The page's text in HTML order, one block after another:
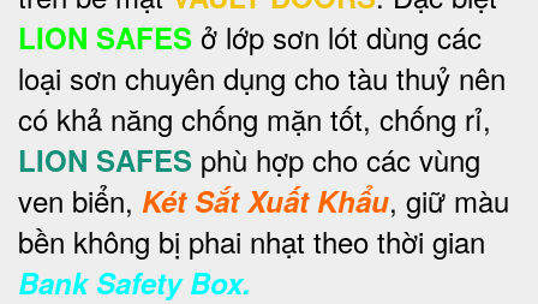
LION SAFES ở lớp sơn lót dùng các
loại sơn chuyên dụng cho tàu thuỷ nên
có khả năng chống mặn tốt, chống rỉ,
LION SAFES phù hợp cho các vùng
ven biển, Két Sắt Xuất Khẩu, giữ màu
bền không bị phai nhạt theo thời gian
Bank Safety Box.